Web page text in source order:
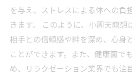
を与え、ストレスによる体への負
きます。 このように、小周天瞑想
相手との信頼感や絆を深め、心身
ことができます。また、健康面で
め、リラクゼーション業界でも注